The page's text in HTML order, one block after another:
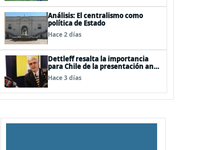
Análisis: El centralismo como
política de Estado
Hace 2 días
Dettleff resalta la importancia
para Chile de la presentación ante
la ONU de la Plataforma
Continental Extendida del
Hace 3 días